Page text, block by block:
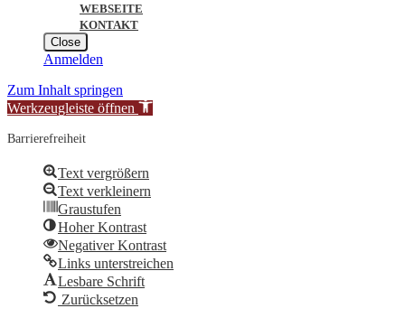
WEBSEITE
KONTAKT
Close
Anmelden
Zum Inhalt springen
Werkzeugleiste öffnen
Barrierefreiheit
Text vergrößern
Text verkleinern
Graustufen
Hoher Kontrast
Negativer Kontrast
Links unterstreichen
Lesbare Schrift
Zurücksetzen